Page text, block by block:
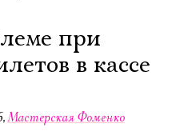
при
в кассе
,Мастерская Фоменко